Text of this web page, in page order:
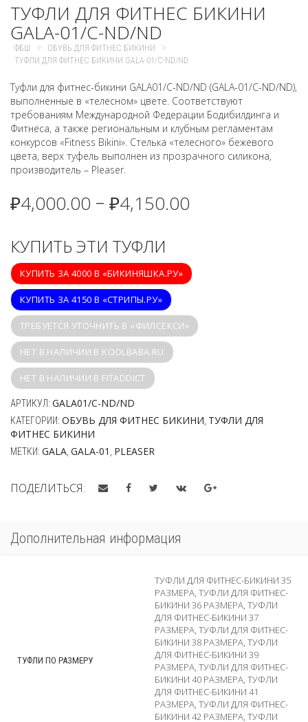
ТУФЛИ ДЛЯ ФИТНЕС БИКИНИ
GALA-01/C-ND/ND
ФБШ > ОБУВЬ ДЛЯ ФИТНЕС БИКИНИ >
ТУФЛИ ДЛЯ ФИТНЕС БИКИНИ GALA-01/C-ND/ND
Туфли для фитнес-бикини GALA01/C-ND/ND (GALA-01/C-ND/ND),
выполненные в «телесном» цвете. Соответствуют
требованиям Международной Федерации Бодибилдинга и
Фитнеса, а также региональным и клубным регламентам
конкурсов «Fitness Bikini». Стелька «телесного» бежевого
цвета, верх туфель выполнен из прозрачного силикона,
производитель – Pleaser.
₽4,000.00 – ₽4,150.00
КУПИТЬ ЭТИ ТУФЛИ
КУПИТЬ ЗА 4000 В «БИКИНЯШКА.РУ»
КУПИТЬ ЗА 4150 В «СТРИПЫ.РУ»
ТРЕБУЕТСЯ УТОЧНИТЬ В «ФИЛСЕКСИ»
НЕТ В НАЛИЧИИ В KOOLBABA.RU
НЕТ В НАЛИЧИИ В FITADDICT
АРТИКУЛ: GALA01/C-ND/ND
КАТЕГОРИИ: ОБУВЬ ДЛЯ ФИТНЕС БИКИНИ ТУФЛИ ДЛЯ
ФИТНЕС БИКИНИ
МЕТКИ: GALA GALA-01 PLEASER
ПОДЕЛИТЬСЯ:
Дополнительная информация
ТУФЛИ ПО РАЗМЕРУ
ТУФЛИ ДЛЯ ФИТНЕС-БИКИНИ 35
РАЗМЕРА, ТУФЛИ ДЛЯ ФИТНЕС-
БИКИНИ 36 РАЗМЕРА, ТУФЛИ
ДЛЯ ФИТНЕС-БИКИНИ 37
РАЗМЕРА, ТУФЛИ ДЛЯ ФИТНЕС-
БИКИНИ 38 РАЗМЕРА, ТУФЛИ
ДЛЯ ФИТНЕС-БИКИНИ 39
РАЗМЕРА, ТУФЛИ ДЛЯ ФИТНЕС-
БИКИНИ 40 РАЗМЕРА, ТУФЛИ
ДЛЯ ФИТНЕС-БИКИНИ 41
РАЗМЕРА, ТУФЛИ ДЛЯ ФИТНЕС-
БИКИНИ 42 РАЗМЕРА, ТУФЛИ